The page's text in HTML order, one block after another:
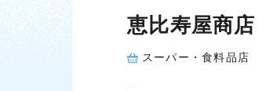
恵比寿屋商店
スーパー・食料品店